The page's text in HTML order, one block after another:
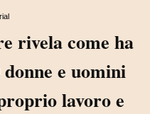
rivela come ha
e uomini
lavoro e